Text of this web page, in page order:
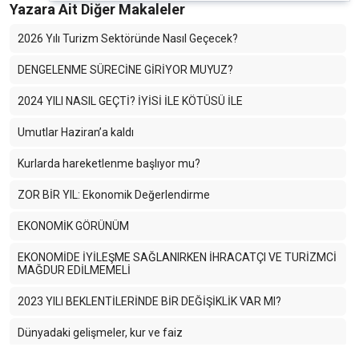
Yazara Ait Diğer Makaleler
2026 Yılı Turizm Sektöründe Nasıl Geçecek?
DENGELENME SÜRECİNE GİRİYOR MUYUZ?
2024 YILI NASIL GEÇTİ? İYİSİ İLE KÖTÜSÜ İLE
Umutlar Haziran’a kaldı
Kurlarda hareketlenme başlıyor mu?
ZOR BİR YIL: Ekonomik Değerlendirme
EKONOMİK GÖRÜNÜM
EKONOMİDE İYİLEŞME SAĞLANIRKEN İHRACATÇI VE TURİZMCİ
MAĞDUR EDİLMEMELİ
2023 YILI BEKLENTİLERİNDE BİR DEĞİŞİKLİK VAR MI?
Dünyadaki gelişmeler, kur ve faiz